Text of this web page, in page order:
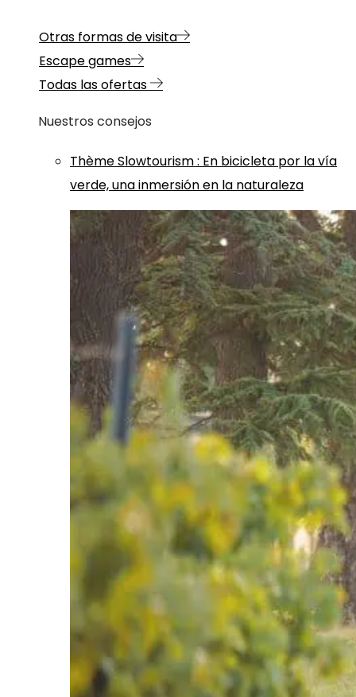
Otras formas de visita
Escape games
Todas las ofertas
Nuestros consejos
ThèmeSlowtourism: En bicicleta por la vía
verde, una inmersión en la naturaleza